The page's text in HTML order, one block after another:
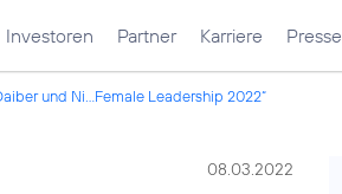
Investoren Partner Karriere Presse
und Ni...Female Leadership 2022“
08.03.2022